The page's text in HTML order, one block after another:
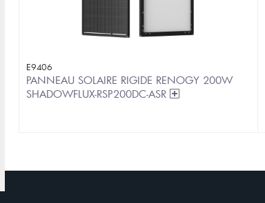
E9406
PANNEAU SOLAIRE RIGIDE RENOGY 200W
SHADOWFLUX-RSP200DC-ASR